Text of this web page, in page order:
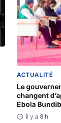
ACTUALITÉ
Le
changent
Ebola
il y a 8 h